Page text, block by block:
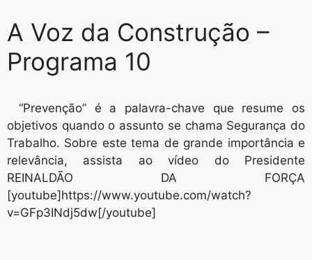
A Voz da Construção –
Programa 10
“Prevenção” é a palavra-chave que resume os
objetivos quando o assunto se chama Segurança do
Trabalho. Sobre este tema de grande importância e
relevância, assista ao vídeo do Presidente
REINALDÃO DA FORÇA
[youtube]https://www.youtube.com/watch?
v=GFp3INdj5dw[/youtube]